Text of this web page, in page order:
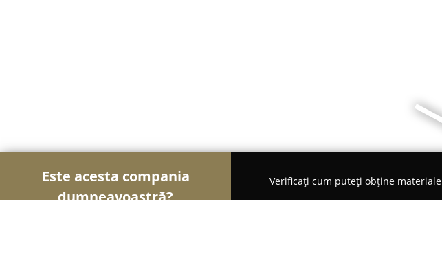
Este acesta compania
dumneavoastră?
Verificați cum puteți obține